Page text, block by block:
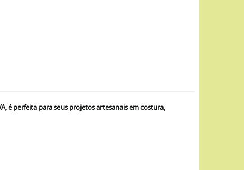
é perfeita para seus projetos artesanais em costura,